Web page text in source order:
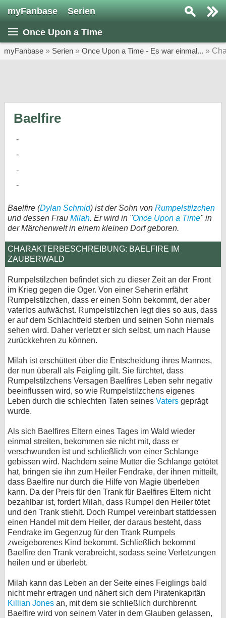
myFanbase Serien
Once Upon a Time
myFanbase » Serien » Once Upon a Time - Es war einmal... »
Baelfire
Baelfire (Dylan Schmid) ist der Sohn von Rumpelstilzchen
und dessen Frau Milah. Er wird in "Once Upon a Time" in
der Märchenwelt in einem kleinen Dorf geboren.
CHARAKTERBESCHREIBUNG: BAELFIRE IM
ZAUBERWALD
Rumpelstilzchen befindet sich zu dieser Zeit an der Front
im Krieg gegen die Oger. Von einer Seherin erfährt
Rumpelstilzchen, dass er einen Sohn bekommt, der aber
vaterlos aufwächst. Rumpelstilzchen legt dies so aus, dass
er auf dem Schlachtfeld sterben und seinen Sohn niemals
sehen wird. Daher verletzt er sich selbst, um nach Hause
zurückkehren zu können.
Milah ist erschüttert über die Entscheidung ihres Mannes,
der nun überall als Feigling gilt. Sie fürchtet, dass
Rumpelstilzchens Versagen Baelfires Leben sehr negativ
beeinflussen wird, so wie Rumpelstilzchens eigenes
Leben durch die schlechten Taten seines Vaters geprägt
wurde.
Als sich Baelfires Eltern eines Tages im Wald wieder
einmal streiten, bekommen sie nicht mit, dass er
verschwunden ist und schließlich von einer Schlange
gebissen wird. Nachdem seine Mutter die Schlange getötet
hat, bringen sie ihn zum Heiler Fendrake, der ihnen mitteilt,
dass Baelfire nur durch die Hilfe von Magie überleben
kann. Da der Preis für den Trank für Baelfires Eltern nicht
bezahlbar ist, fordert Milah, dass Rumpel den Heiler tötet
und den Trank stiehlt. Doch Rumpel vereinbart stattdessen
einen Handel mit dem Heiler, der daraus besteht, dass
Fendrake im Gegenzug für den Trank Rumpels
zweigeborenes Kind bekommt. Schließlich bekommt
Baelfire den Trank verabreicht, sodass seine Verletzungen
heilen und er überlebt.
Milah kann das Leben an der Seite eines Feiglings bald
nicht mehr ertragen und nähert sich dem Piratenkapitän
Killian Jones an, mit dem sie schließlich durchbrennt.
Baelfire wird von seinem Vater in dem Glauben gelassen,
Home
SERIEN
Forum
bei X
Kontakt
Nutzungsbedingungen
Cookie-Einstellungen
Impressum
Desktop-Ansicht